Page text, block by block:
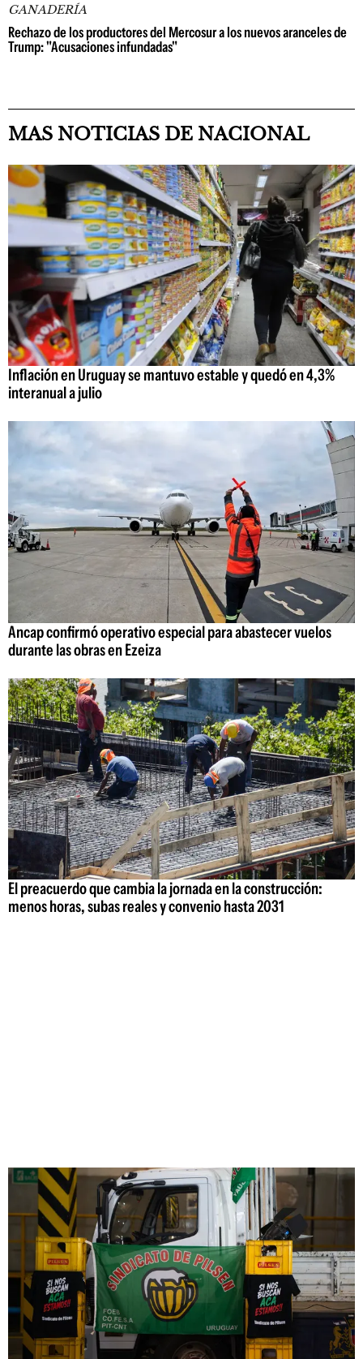
GANADERÍA
Rechazo de los productores del Mercosur a los nuevos aranceles de
Trump: "Acusaciones infundadas"
MAS NOTICIAS DE NACIONAL
Inflación en Uruguay se mantuvo estable y quedó en 4,3%
interanual a julio
Ancap confirmó operativo especial para abastecer vuelos
durante las obras en Ezeiza
El preacuerdo que cambia la jornada en la construcción:
menos horas, subas reales y convenio hasta 2031